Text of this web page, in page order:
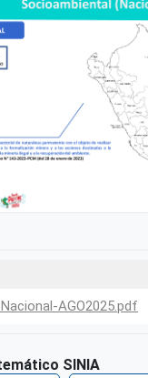
AGO2025.pdf
SINIA